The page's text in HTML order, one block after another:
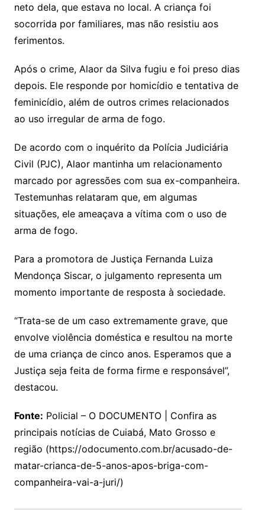
neto dela, que estava no local. A criança foi
socorrida por familiares, mas não resistiu aos
ferimentos.
Após o crime, Alaor da Silva fugiu e foi preso dias
depois. Ele responde por homicídio e tentativa de
feminicídio, além de outros crimes relacionados
ao uso irregular de arma de fogo.
De acordo com o inquérito da Polícia Judiciária
Civil (PJC), Alaor mantinha um relacionamento
marcado por agressões com sua ex-companheira.
Testemunhas relataram que, em algumas
situações, ele ameaçava a vítima com o uso de
arma de fogo.
Para a promotora de Justiça Fernanda Luiza
Mendonça Siscar, o julgamento representa um
momento importante de resposta à sociedade.
“Trata-se de um caso extremamente grave, que
envolve violência doméstica e resultou na morte
de uma criança de cinco anos. Esperamos que a
Justiça seja feita de forma firme e responsável”,
destacou.
Fonte: Policial – O DOCUMENTO | Confira as
principais notícias de Cuiabá, Mato Grosso e
região (https://odocumento.com.br/acusado-de-
matar-crianca-de-5-anos-apos-briga-com-
companheira-vai-a-juri/)